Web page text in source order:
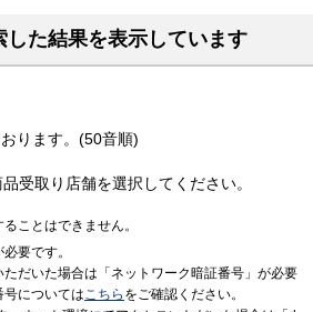
た結果を表示しています
ります。(50音順)
受取り店舗を選択してください。
ことはできません。
要です。
ただいた場合は「ネットワーク暗証番号」が必要
についてはこちら をご確認ください。